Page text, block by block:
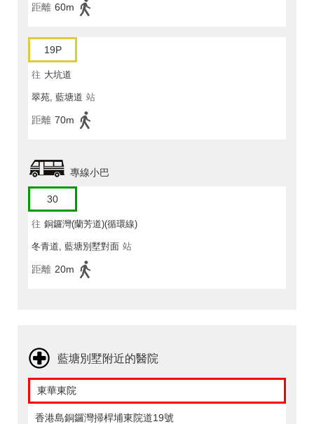
距離 60m
19P
往 大坑道
翠苑, 藍塘道 站
距離 70m
專線小巴
30
往 銅鑼灣(蘭芳道)(循環線)
冬青道, 藍塘別墅對面 站
距離 20m
藍塘別墅附近的醫院
東華東院
香港島銅鑼灣掃桿埔東院道19號